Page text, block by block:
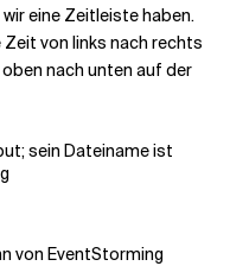
eine Zeitleiste haben.
von links nach rechts
nach unten auf der
von EventStorming